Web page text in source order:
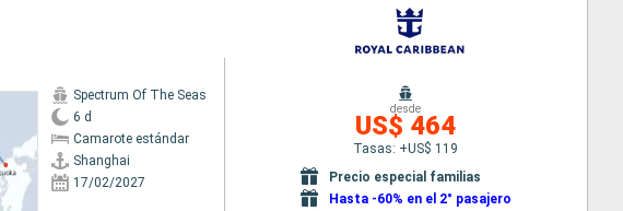
Spectrum Of The Seas
6 d
Camarote estándar
Shanghai
17/02/2027
desde
US$ 464
Tasas: +US$ 119
Precio especial familias
Hasta -60% en el 2° pasajero